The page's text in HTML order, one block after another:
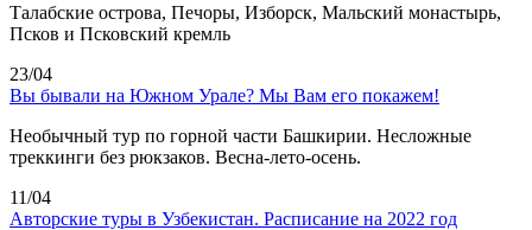
Талабские острова, Печоры, Изборск, Мальский монастырь,
Псков и Псковский кремль
23/04
Вы бывали на Южном Урале? Мы Вам его покажем!
Необычный тур по горной части Башкирии. Несложные
треккинги без рюкзаков. Весна-лето-осень.
11/04
Авторские туры в Узбекистан. Расписание на 2022 год